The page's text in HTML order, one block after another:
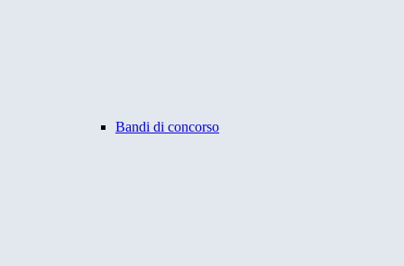
Bandi di concorso